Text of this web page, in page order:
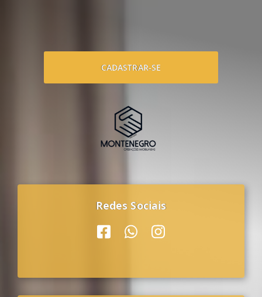
CADASTRAR-SE
Redes Sociais